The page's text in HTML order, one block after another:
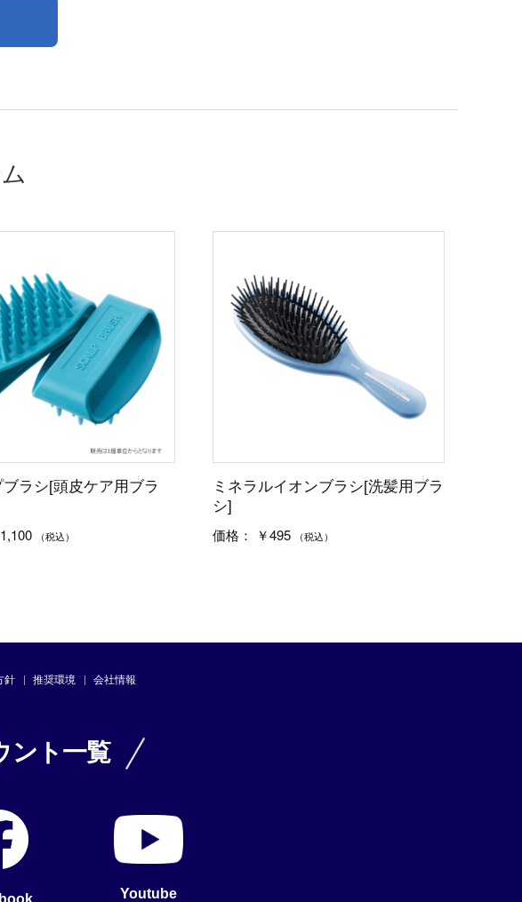
ラシ[頭皮ケア用ブラ
（税込）
ミネラルイオンブラシ[洗髪用ブラ
シ]
価格： ￥495 （税込）
針 推奨環境 会社情報
ント一覧
Youtube